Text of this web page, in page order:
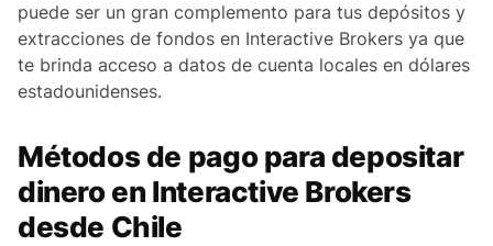
puede ser un gran complemento para tus depósitos y
extracciones de fondos en Interactive Brokers ya que
te brinda acceso a datos de cuenta locales en dólares
estadounidenses.
Métodos de pago para depositar
dinero en Interactive Brokers
desde Chile